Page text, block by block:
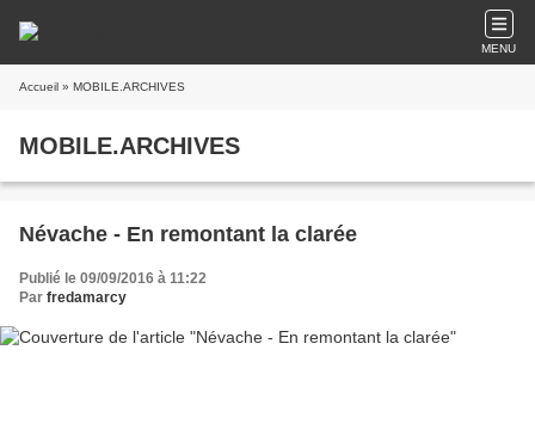
MENU
Accueil » MOBILE.ARCHIVES
MOBILE.ARCHIVES
Névache - En remontant la clarée
Publié le 09/09/2016 à 11:22
Par fredamarcy